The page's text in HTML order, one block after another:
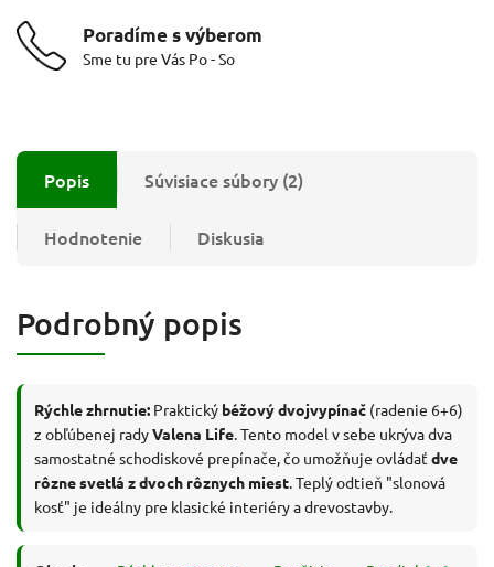
Poradíme s výberom
Sme tu pre Vás Po - So
Popis Súvisiace súbory (2)
Hodnotenie Diskusia
Podrobný popis
Rýchle zhrnutie: Praktický béžový dvojvypínač (radenie 6+6)
z obľúbenej radyValena Life . Tento model v sebe ukrýva dva
samostatné schodiskové prepínače, čo umožňuje ovládať dve
rôzne svetlá z dvoch rôznych miest . Teplý odtieň "slonová
kosť" je ideálny pre klasické interiéry a drevostavby.